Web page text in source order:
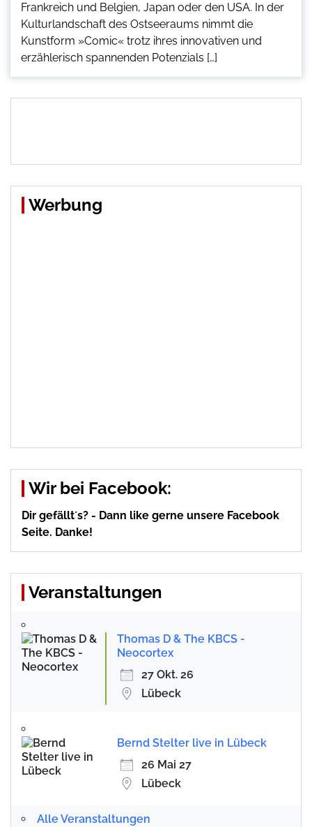
Frankreich und Belgien, Japan oder den USA. In der
Kulturlandschaft des Ostseeraums nimmt die
Kunstform »Comic« trotz ihres innovativen und
erzählerisch spannenden Potenzials […]
Werbung
Wir bei Facebook:
Dir gefällt´s? - Dann like gerne unsere Facebook
Seite. Danke!
Veranstaltungen
Thomas D & The KBCS -
Neocortex
27 Okt. 26
Lübeck
Bernd Stelter live in Lübeck
26 Mai 27
Lübeck
Alle Veranstaltungen